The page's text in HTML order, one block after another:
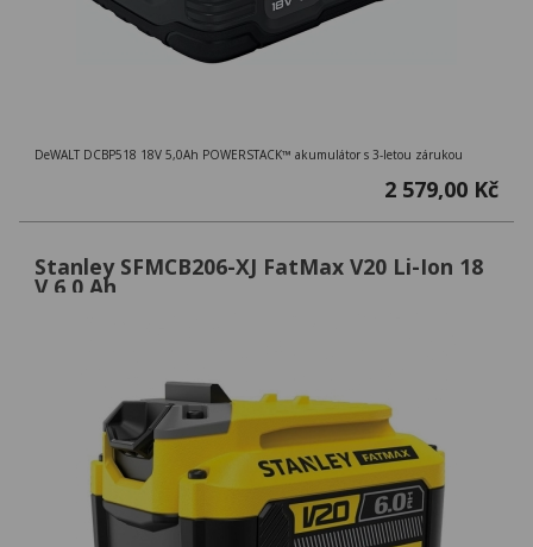
DeWALT DCBP518 18V 5,0Ah POWERSTACK™ akumulátor s 3-letou zárukou
2 579,00 Kč
Stanley SFMCB206-XJ FatMax V20 Li-Ion 18
V 6,0 Ah